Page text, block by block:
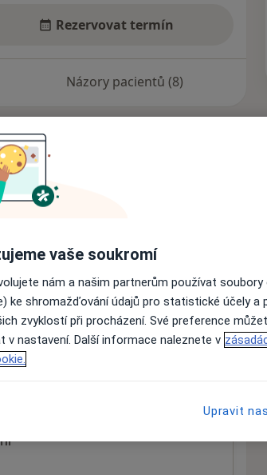
Rezervovat termín
Názory pacientů (8)
nejsou k dispozici
informace o svých službách.
vaše soukromí
nám a našim partnerům používat soubory
ke shromažďování údajů pro statistické účely a
zvyklostí při procházení. Své preference
v nastavení. Další informace naleznete v
Upravit